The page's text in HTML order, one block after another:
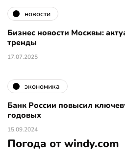
новости
Бизнес новости Москвы:
тренды
17.07.2025
экономика
Банк России повысил
годовых
15.09.2024
Погода от windy.com